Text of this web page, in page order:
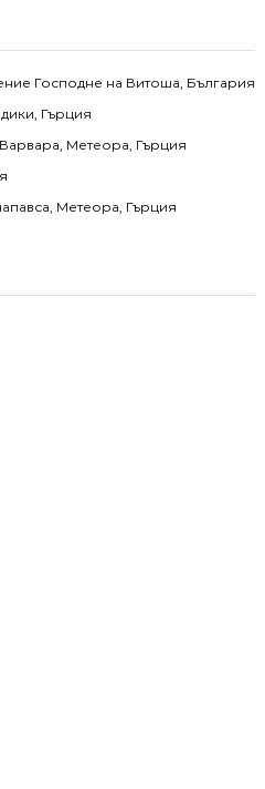
Господне на Витоша, България
Гърция
Метеора, Гърция
Метеора, Гърция